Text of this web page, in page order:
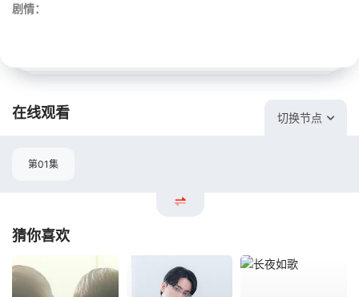
剧情：
在线观看 切换节点
第01集
猜你喜欢